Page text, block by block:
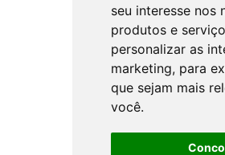
seu interesse nos
produtos e
personalizar as
marketing, para
que sejam mais
você.